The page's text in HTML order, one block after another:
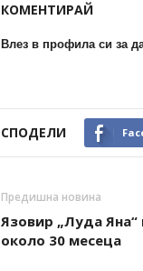
КОМЕНТИРАЙ
Влез в профила си за
СПОДЕЛИ
Предишна новина
Язовир „Луда
около 30 месеца